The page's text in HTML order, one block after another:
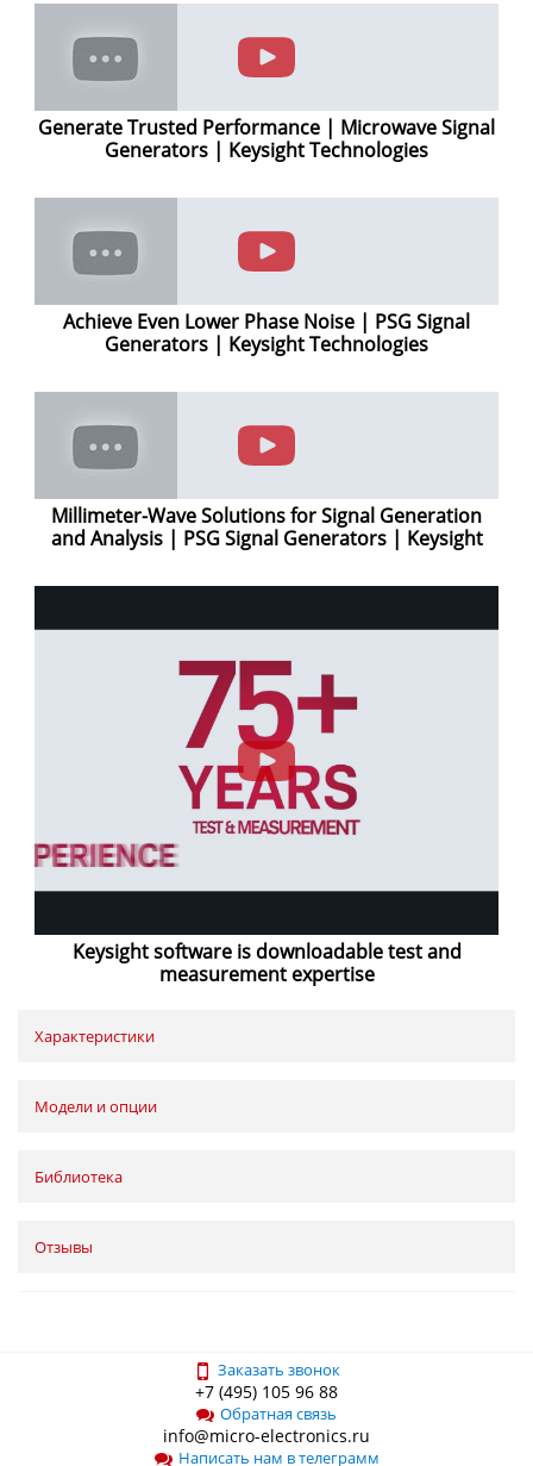
Generate Trusted Performance | Microwave Signal
Generators | Keysight Technologies
Achieve Even Lower Phase Noise | PSG Signal
Generators | Keysight Technologies
Millimeter-Wave Solutions for Signal Generation
and Analysis | PSG Signal Generators | Keysight
Keysight software is downloadable test and
measurement expertise
Характеристики
Модели и опции
Библиотека
Отзывы
Заказать звонок
+7 (495) 105 96 88
Обратная связь
info@micro-electronics.ru
Написать нам в телеграмм